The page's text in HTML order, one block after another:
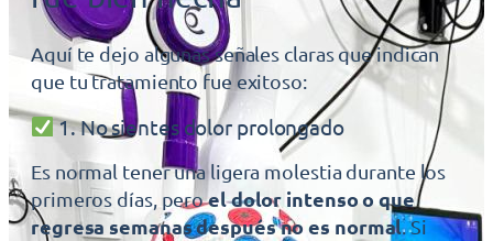
Aquí te dejo algunas señales claras que indican
que tu tratamiento fue exitoso:
1. No sientes dolor prolongado
Es normal tener una ligera molestia durante los
primeros días, peroel dolor intenso o que
regresa semanas después no es normal. Si